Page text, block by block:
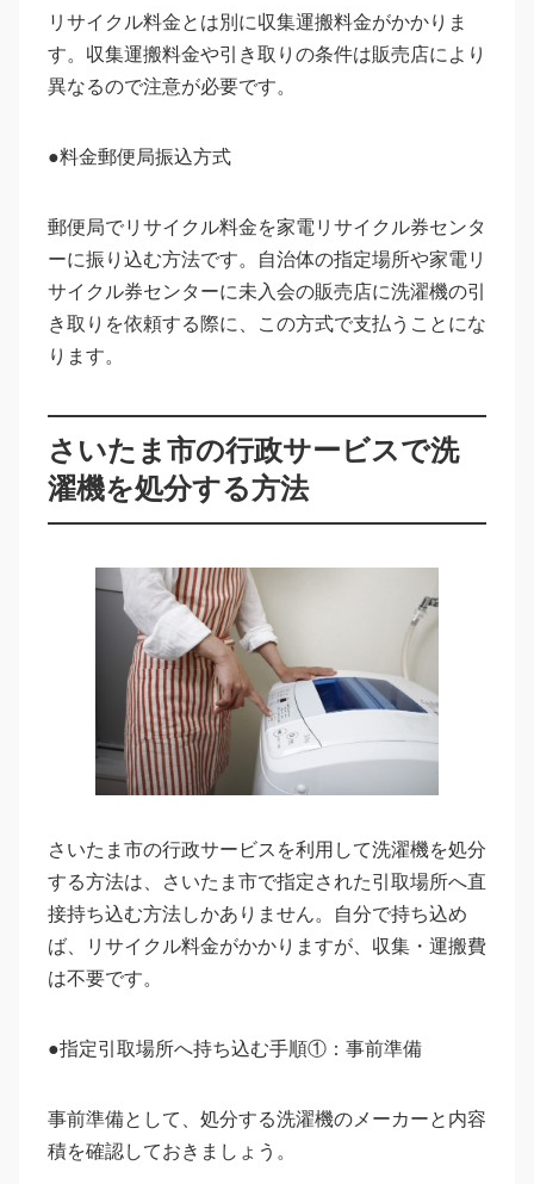
リサイクル料金とは別に収集運搬料金がかかりま
す。収集運搬料金や引き取りの条件は販売店により
異なるので注意が必要です。
●料金郵便局振込方式
郵便局でリサイクル料金を家電リサイクル券センタ
ーに振り込む方法です。自治体の指定場所や家電リ
サイクル券センターに未入会の販売店に洗濯機の引
き取りを依頼する際に、この方式で支払うことにな
ります。
さいたま市の行政サービスで洗
濯機を処分する方法
さいたま市の行政サービスを利用して洗濯機を処分
する方法は、さいたま市で指定された引取場所へ直
接持ち込む方法しかありません。自分で持ち込め
ば、リサイクル料金がかかりますが、収集・運搬費
は不要です。
●指定引取場所へ持ち込む手順①：事前準備
事前準備として、処分する洗濯機のメーカーと内容
積を確認しておきましょう。